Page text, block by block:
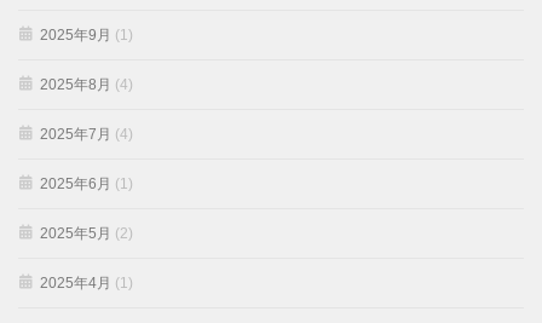
2025年9月 (1)
2025年8月 (4)
2025年7月 (4)
2025年6月 (1)
2025年5月 (2)
2025年4月 (1)